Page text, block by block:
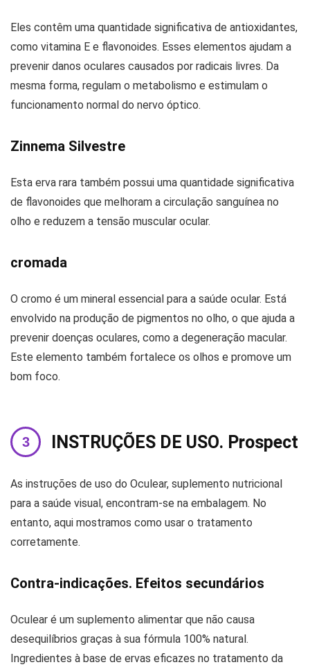
Eles contêm uma quantidade significativa de antioxidantes,
como vitamina E e flavonoides. Esses elementos ajudam a
prevenir danos oculares causados ​​por radicais livres. Da
mesma forma, regulam o metabolismo e estimulam o
funcionamento normal do nervo óptico.
Zinnema Silvestre
Esta erva rara também possui uma quantidade significativa
de flavonoides que melhoram a circulação sanguínea no
olho e reduzem a tensão muscular ocular.
cromada
O cromo é um mineral essencial para a saúde ocular. Está
envolvido na produção de pigmentos no olho, o que ajuda a
prevenir doenças oculares, como a degeneração macular.
Este elemento também fortalece os olhos e promove um
bom foco.
INSTRUÇÕES DE USO. Prospect
As instruções de uso do Oculear, suplemento nutricional
para a saúde visual, encontram-se na embalagem. No
entanto, aqui mostramos como usar o tratamento
corretamente.
Contra-indicações. Efeitos secundários
Oculear é um suplemento alimentar que não causa
desequilíbrios graças à sua fórmula 100% natural.
Ingredientes à base de ervas eficazes no tratamento da